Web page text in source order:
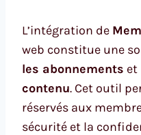
L’intégration de
web constitue une
les abonnements et
contenu. Cet outil
réservés aux
sécurité et la